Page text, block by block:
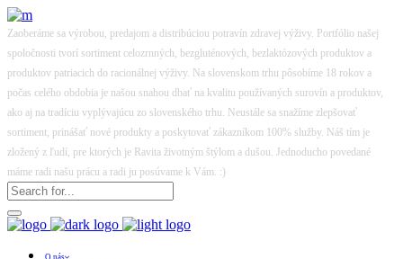
Zaoberáme sa výrobou, predajom a distribúciou potravín zdravej výživy. Portfólio našej
spoločnosti tvorí sortiment celozrnných, bezgluténových, bezlaktózových produktov a
produktov patriacich do racionálnej výživy. Na slovenskom trhu pôsobíme 18 rokov a
počas celého obdobia je našou snahou dbať na kvalitu používaných surovín a produktov,
ako aj na tradíciu vyplývajúcu zo slovenského trhu. Neustále sa snažíme zlepšovať
sortiment, prinášať nové produkty a poskytovať zákazníkom 100% služby. Náš tím je
zložený z ľudí, pre ktorých je Ravita životným štýlom a dušou. Jednoducho povedané
máme radi našu prácu a radi ju posúvame k Vám. :)
O nás